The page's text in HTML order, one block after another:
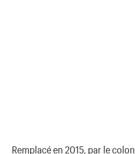
Remplacé en 2015, par le